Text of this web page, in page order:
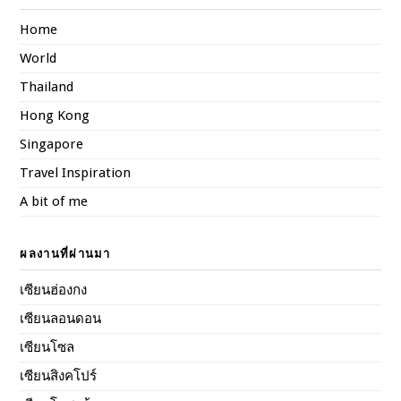
Home
World
Thailand
Hong Kong
Singapore
Travel Inspiration
A bit of me
ผลงานที่ผ่านมา
เซียนฮ่องกง
เซียนลอนดอน
เซียนโซล
เซียนสิงคโปร์